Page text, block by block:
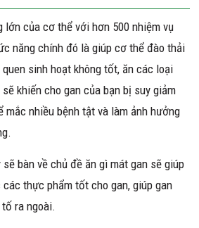
lớn của cơ thể với hơn 500 nhiệm vụ
năng chính đó là giúp cơ thể đào thải
sinh hoạt không tốt, ăn các loại
khiến cho gan của bạn bị suy giảm
mắc nhiều bệnh tật và làm ảnh hưởng
bàn về chủ đề ăn gì mát gan sẽ giúp
thực phẩm tốt cho gan, giúp gan
ra ngoài.